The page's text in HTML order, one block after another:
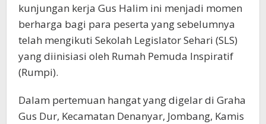
kunjungan kerja Gus Halim ini menjadi momen
berharga bagi para peserta yang sebelumnya
telah mengikuti Sekolah Legislator Sehari (SLS)
yang diinisiasi oleh Rumah Pemuda Inspiratif
(Rumpi).
Dalam pertemuan hangat yang digelar di Graha
Gus Dur, Kecamatan Denanyar, Jombang, Kamis